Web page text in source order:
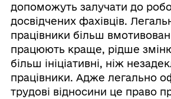
допоможуть залучати до
досвідчених фахівців.
працівники більш
працюють краще, рідше
більш ініціативні, ніж
працівники. Адже легально
трудові відносини це право